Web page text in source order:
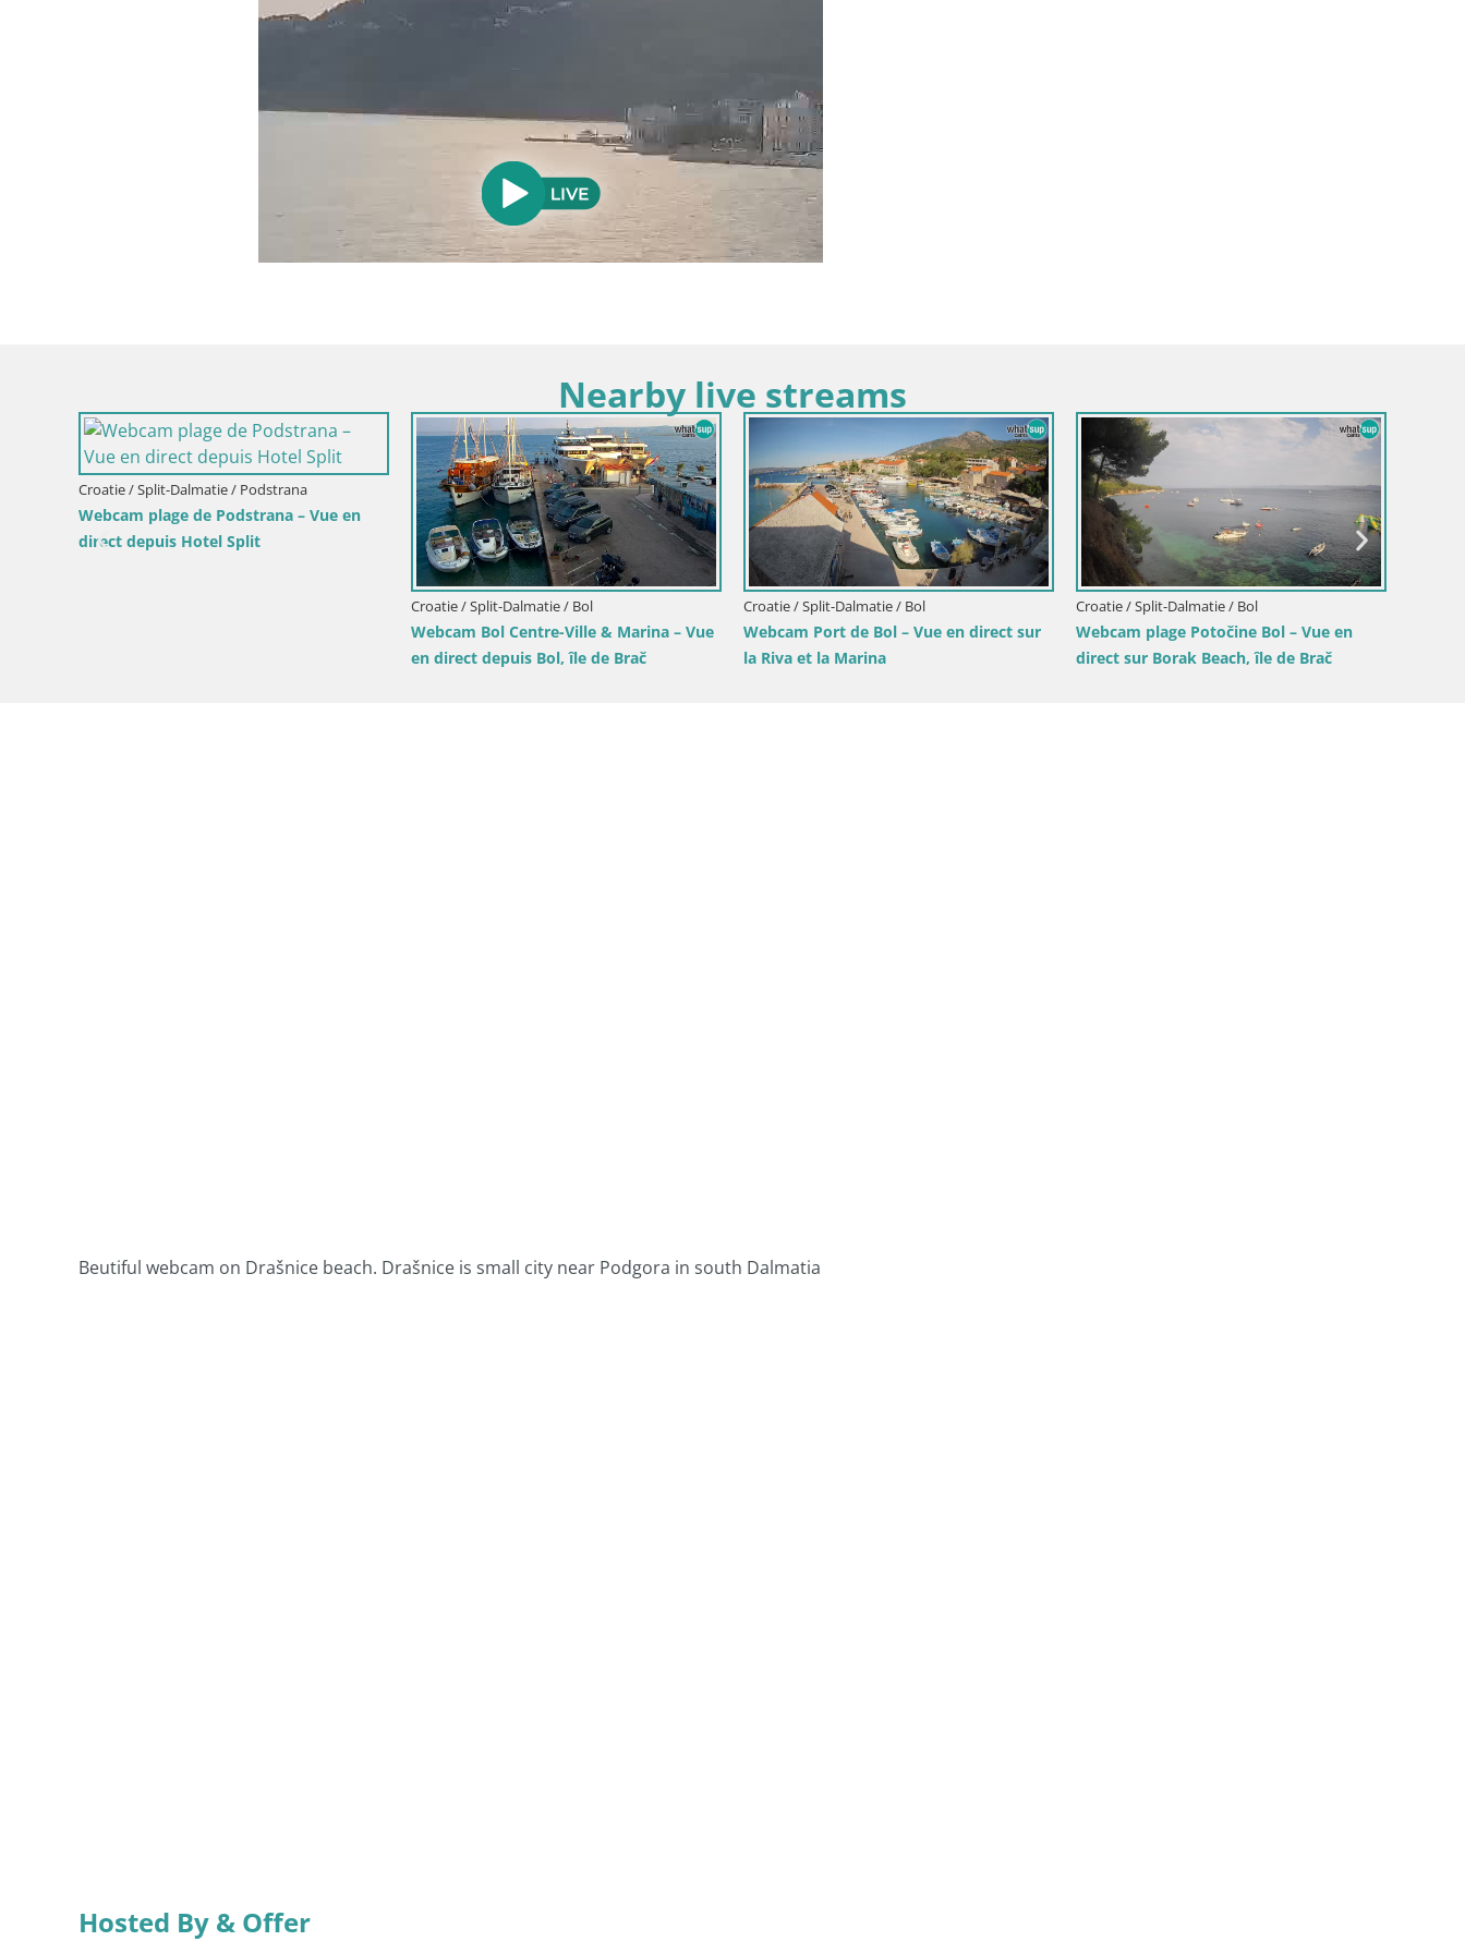
Nearby live streams
Webcam Bol Zlatni Rat – Vue en direct
Croatie / Split-Dalmatie / Brač
Webcam Sutivan Panorama – Vue en
direct depuis l’île de Brač
Croatie / Split-Dalmatie / Brela
Webcam Plage Lučica Brela – Vue en
direct sur la côte adriatique
Croatie / Split-Dalmatie / Sinj
Sinj centre-ville
Beutiful webcam on Drašnice beach. Drašnice is small city near Podgora in south Dalmatia
Hosted By & Offer